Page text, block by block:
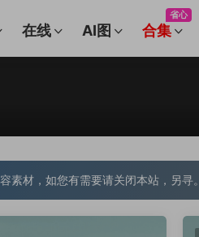
在线 AI图 合集
省心
素材，如您有需要请关闭本站，另寻